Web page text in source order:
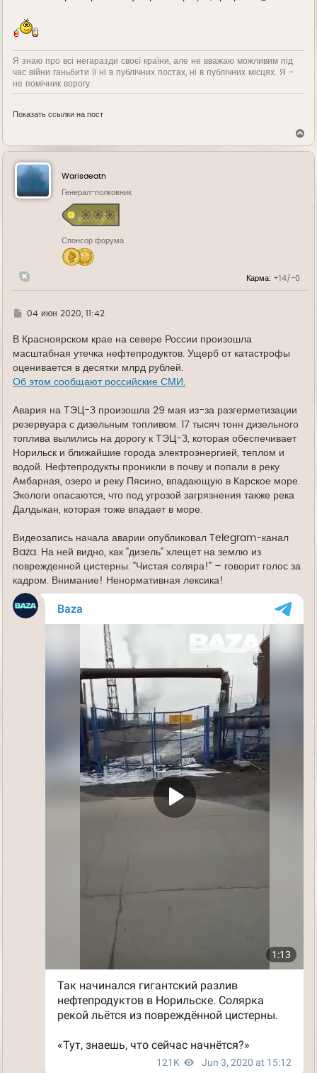
Я знаю про всі негаразди своєї країни, але не вважаю можливим під
час війни ганьбити її ні в публічних постах, ні в публічних місцях. Я -
не помічник ворогу.
Показать ссылки на пост
р
Warisdeath
Генерал-полковник
Спонсор форума
Карма: +14/-0
Г04 июн 2020, 11:42
В Красноярском крае на севере России произошла
масштабная утечка нефтепродуктов. Ущерб от катастрофы
оценивается в десятки млрд рублей.
Об этом сообщают российские СМИ.
Авария на ТЭЦ-3 произошла 29 мая из-за разгерметизации
резервуара с дизельным топливом. 17 тысяч тонн дизельного
топлива вылились на дорогу к ТЭЦ-3, которая обеспечивает
Норильск и ближайшие города электроэнергией, теплом и
водой. Нефтепродукты проникли в почву и попали в реку
Амбарная, озеро и реку Пясино, впадающую в Карское море.
Экологи опасаются, что под угрозой загрязнения также река
Далдыкан, которая тоже впадает в море.
Видеозапись начала аварии опубликовал Telegram-канал
Baza. На ней видно, как "дизель" хлещет на землю из
поврежденной цистерны. "Чистая соляра!" – говорит голос за
кадром. Внимание! Ненормативная лексика!